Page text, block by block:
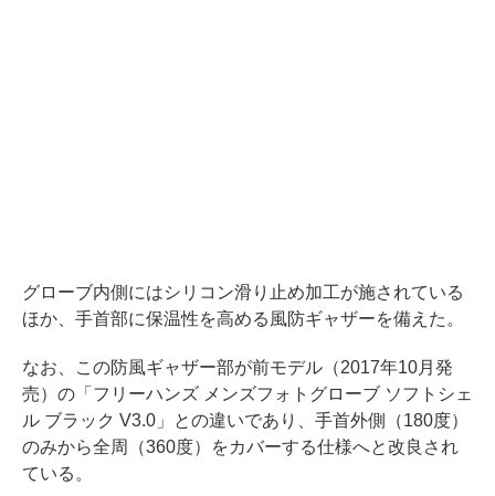
グローブ内側にはシリコン滑り止め加工が施されている
ほか、手首部に保温性を高める風防ギャザーを備えた。
なお、この防風ギャザー部が前モデル（2017年10月発
売）の「フリーハンズ メンズフォトグローブ ソフトシェ
ル ブラック V3.0」との違いであり、手首外側（180度）
のみから全周（360度）をカバーする仕様へと改良され
ている。